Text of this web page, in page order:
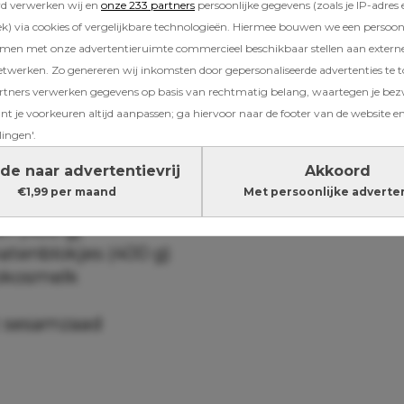
verwerken wij en onze 233 partners persoonlijke gegevens (zoals je IP-adres
via cookies of vergelijkbare technologieën. Hiermee bouwen we een
met onze advertentieruimte commercieel beschikbaar stellen aan
Zo genereren wij inkomsten door gepersonaliseerde advertenties te
verwerken gegevens op basis van rechtmatig belang, waartegen je
je voorkeuren altijd aanpassen; ga hiervoor naar de footer van de website
naar advertentievrij
€1,99 per maand
Akkoord
Met persoonlijke
30 minuten | 2 personen | 604 kcal
knoflook
(400 g)
(400 g)